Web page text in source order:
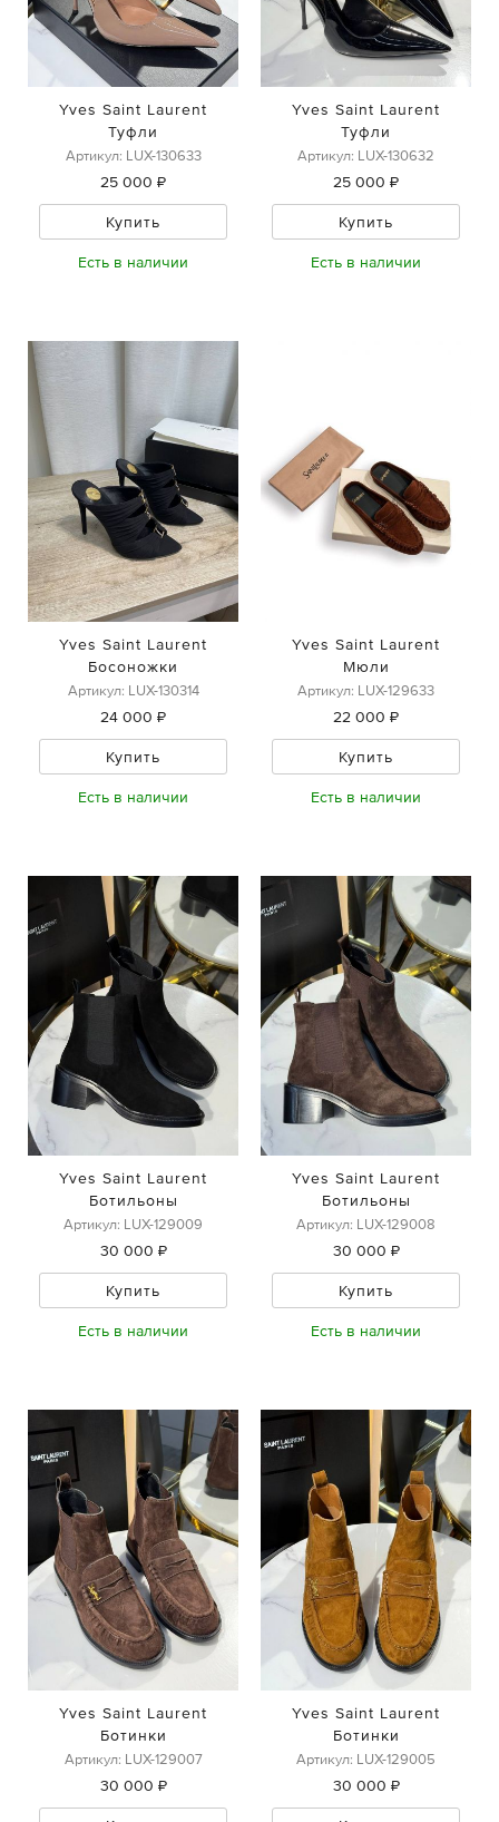
Yves Saint Laurent
Туфли
Артикул: LUX-130633
25 000 ₽
Купить
Есть в наличии
Yves Saint Laurent
Туфли
Артикул: LUX-130632
25 000 ₽
Купить
Есть в наличии
Yves Saint Laurent
Босоножки
Артикул: LUX-130314
24 000 ₽
Купить
Есть в наличии
Yves Saint Laurent
Мюли
Артикул: LUX-129633
22 000 ₽
Купить
Есть в наличии
Yves Saint Laurent
Ботильоны
Артикул: LUX-129009
30 000 ₽
Купить
Есть в наличии
Yves Saint Laurent
Ботильоны
Артикул: LUX-129008
30 000 ₽
Купить
Есть в наличии
Yves Saint Laurent
Ботинки
Артикул: LUX-129007
30 000 ₽
Yves Saint Laurent
Ботинки
Артикул: LUX-129005
30 000 ₽